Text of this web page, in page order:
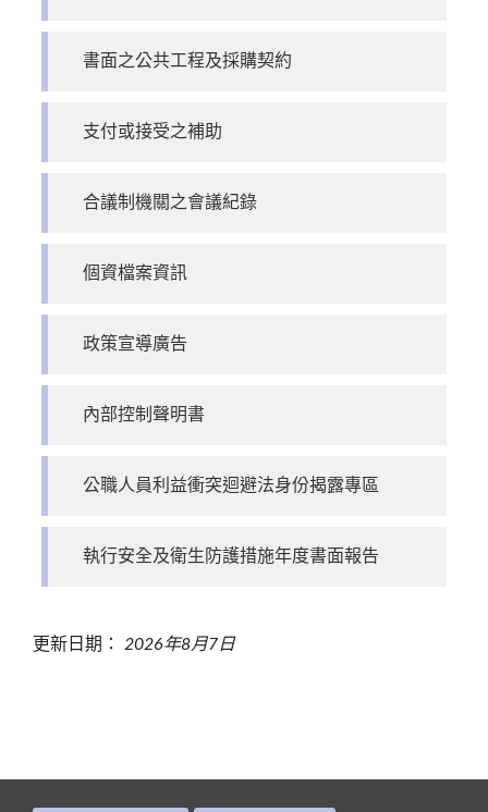
書面之公共工程及採購契約
支付或接受之補助
合議制機關之會議紀錄
個資檔案資訊
政策宣導廣告
內部控制聲明書
公職人員利益衝突迴避法身份揭露專區
執行安全及衛生防護措施年度書面報告
更新日期： 2026年8月7日